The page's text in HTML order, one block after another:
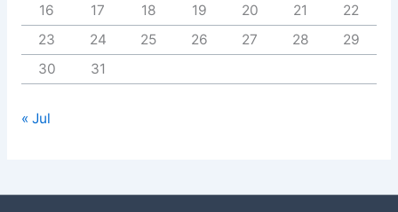
16
17 18 19 20 21
22
23
24 25 26 27 28
29
30
31
« Jul